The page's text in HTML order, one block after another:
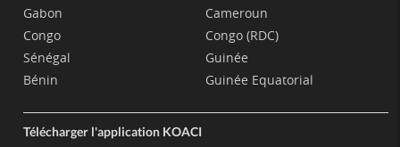
Gabon
Congo
Sénégal
Bénin
Cameroun
Congo (RDC)
Guinée
Guinée Equatorial
Télécharger l'application KOACI